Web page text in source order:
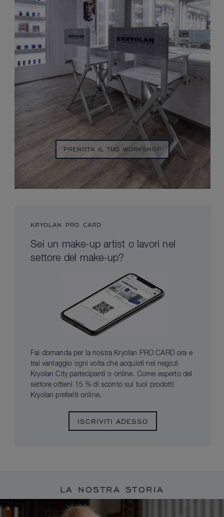
PRENOTA IL TUO WORKSHOP
KRYOLAN PRO CARD
Sei un make-up artist o lavori nel
settore del make-up?
Fai domanda per la nostra Kryolan PRO CARD ora e
trai vantaggio ogni volta che acquisti nei negozi
Kryolan City partecipanti o online. Come esperto del
settore ottieni 15 % di sconto sui tuoi prodotti
Kryolan preferiti online.
ISCRIVITI ADESSO
LA NOSTRA STORIA